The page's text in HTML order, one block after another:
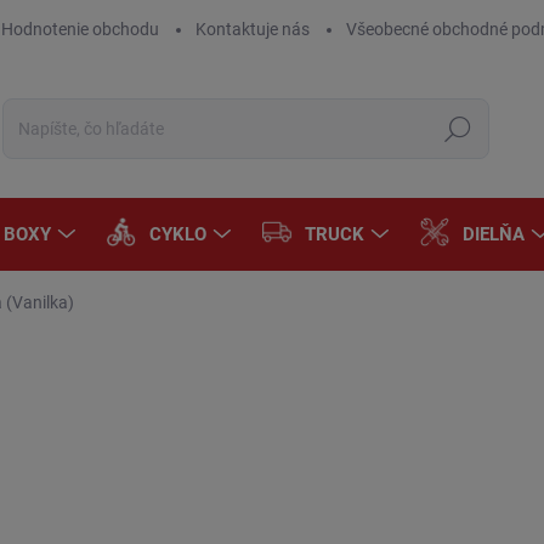
Hodnotenie obchodu Kontaktuje nás Všeobecné obchodné
Hľadať
BOXY CYKLO TRUCK DIELŇA
(Vanilka)